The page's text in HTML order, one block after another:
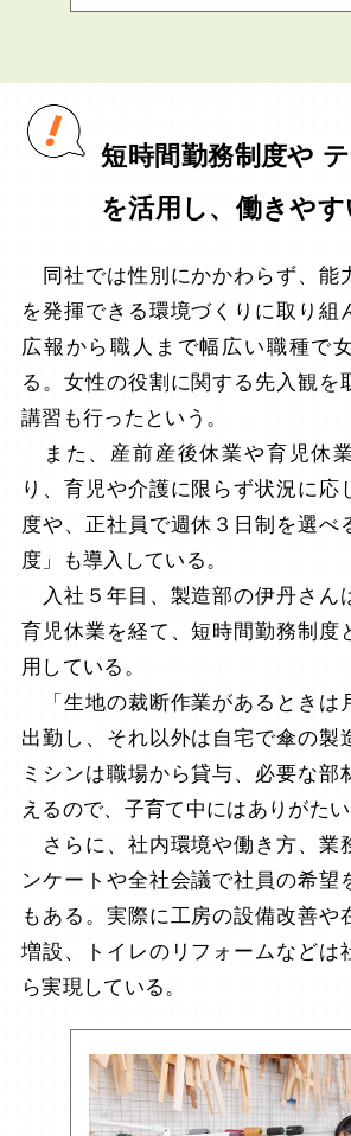
短時間勤務制度や
を活用し、働きや
同社では性別にかかわらず、能
を発揮できる環境づくりに取り組
広報から職人まで幅広い職種で
る。女性の役割に関する先入観を
講習も行ったという。
また、産前産後休業や育児休
り、育児や介護に限らず状況に応
度や、正社員で週休３日制を選べ
度」も導入している。
入社５年目、製造部の伊丹さん
育児休業を経て、短時間勤務制度
用している。
「生地の裁断作業があるときは
出勤し、それ以外は自宅で傘の製
ミシンは職場から貸与、必要な部
えるので、子育て中にはありがたい
さらに、社内環境や働き方、業
ンケートや全社会議で社員の希望
もある。実際に工房の設備改善や
増設、トイレのリフォームなどは
ら実現している。